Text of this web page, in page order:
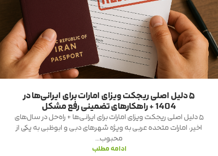
۵ دلیل اصلی ریجکت ویزای امارات برای ایرانی‌ها در
1404 + راهکارهای تضمینی رفع مشکل
۵ دلیل اصلی ریجکت ویزای امارات برای ایرانی‌ها + راه‌حل در سال‌های
اخیر، امارات متحده عربی به ویژه شهرهای دبی و ابوظبی به یکی از
محبوب‌...
ادامه مطلب